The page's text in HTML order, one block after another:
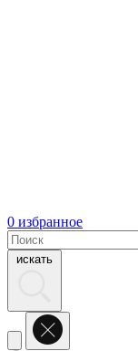
0 избранное